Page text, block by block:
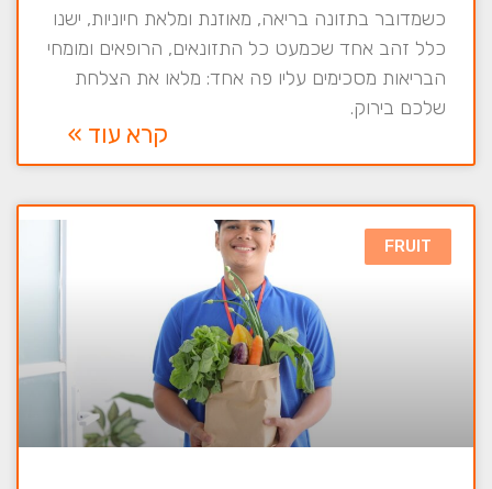
כשמדובר בתזונה בריאה, מאוזנת ומלאת חיוניות, ישנו
כלל זהב אחד שכמעט כל התזונאים, הרופאים ומומחי
הבריאות מסכימים עליו פה אחד: מלאו את הצלחת
שלכם בירוק.
קרא עוד »
FRUIT